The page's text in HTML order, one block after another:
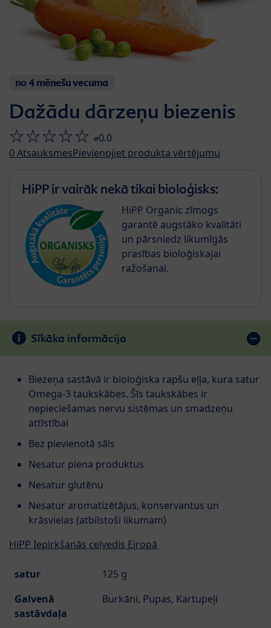
no 4 mēnešu vecuma
Dažādu dārzeņu biezenis
⌀0.0
0AtsauksmesPievienojiet produkta vērtējumu
HiPP ir vairāk nekā tikai bioloģisks:
HiPP Organic zīmogs
garantē augstāko kvalitāti
un pārsniedz likumīgās
prasības bioloģiskajai
ražošanai.
Sīkāka informācija
Biezeņa sastāvā ir bioloģiska rapšu eļļa, kura satur
Omega-3 taukskābes. Šīs taukskābes ir
nepieciešamas nervu sistēmas un smadzeņu
attīstībai
Bez pievienotā sāls
Nesatur piena produktus
Nesatur glutēnu
Nesatur aromatizētājus, konservantus un
krāsvielas (atbilstoši likumam)
HiPP Iepirkšanās ceļvedis Eiropā
satur
125 g
Galvenā
sastāvdaļa
Burkāni, Pupas, Kartupeļi